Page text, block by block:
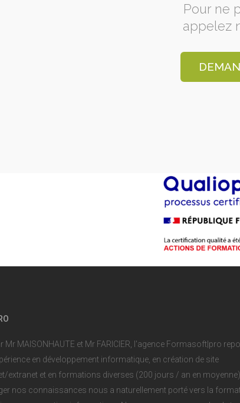
Pour ne
appelez
Mr MAISONHAUTE et Mr FARICIER, l'agence Formasoft|pro
en développement informatique, en création de site
extranet et en formations diverses (200 jours / an en moyenne)
nos connaissances nous a naturellement porté vers la